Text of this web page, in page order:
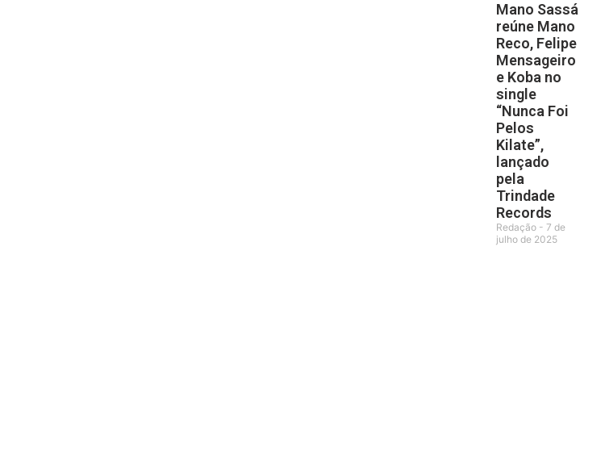
Mano Sassá
reúne Mano
Reco, Felipe
Mensageiro
e Koba no
single
“Nunca Foi
Pelos
Kilate”,
lançado
pela
Trindade
Records
Redação
7 de
julho de 2025